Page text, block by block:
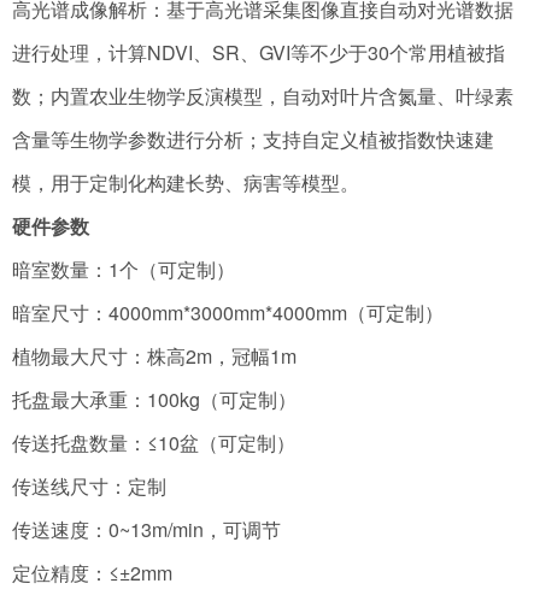
高光谱成像解析：基于高光谱采集图像直接自动对光谱数据
进行处理，计算NDVI、SR、GVI等不少于30个常用植被指
数；内置农业生物学反演模型，自动对叶片含氮量、叶绿素
含量等生物学参数进行分析；支持自定义植被指数快速建
模，用于定制化构建长势、病害等模型。
硬件参数
暗室数量：1个（可定制）
暗室尺寸：4000mm*3000mm*4000mm（可定制）
植物最大尺寸：株高2m，冠幅1m
托盘最大承重：100kg（可定制）
传送托盘数量：≤10盆（可定制）
传送线尺寸：定制
传送速度：0~13m/min，可调节
定位精度：≤±2mm